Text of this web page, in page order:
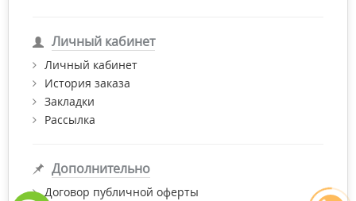
Личный кабинет
Личный кабинет
История заказа
Закладки
Рассылка
Дополнительно
Договор публичной оферты